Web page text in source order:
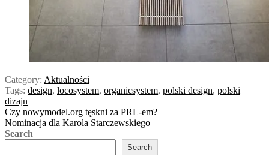
Category: Aktualności
Tags: design, locosystem, organicsystem, polski design, polski
dizajn
Post
navigation
Previous
post:
Czy nowymodel.org tęskni za PRL-em?
Next
post:
Nominacja dla Karola Starczewskiego
Search
Search